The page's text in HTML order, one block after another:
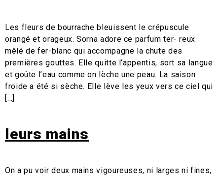
Les fleurs de bourrache bleuissent le crépuscule
orangé et orageux. Sorna adore ce parfum ter- reux
mêlé de fer-blanc qui accompagne la chute des
premières gouttes. Elle quitte l’appentis, sort sa langue
et goûte l’eau comme on lèche une peau. La saison
froide a été si sèche. Elle lève les yeux vers ce ciel qui
[…]
leurs mains
On a pu voir deux mains vigoureuses, ni larges ni fines,